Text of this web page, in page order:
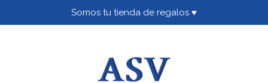
Somos tu tienda de regalos ♥